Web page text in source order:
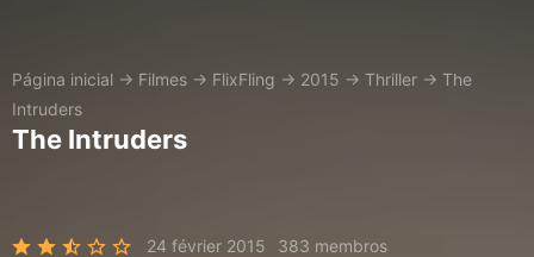
Página inicial → Filmes → FlixFling → 2015 → Thriller → The
Intruders
The Intruders
24 février 2015 383 membros